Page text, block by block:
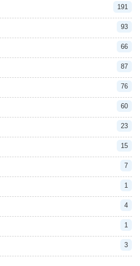
191
93
66
87
76
60
23
15
7
1
4
1
3